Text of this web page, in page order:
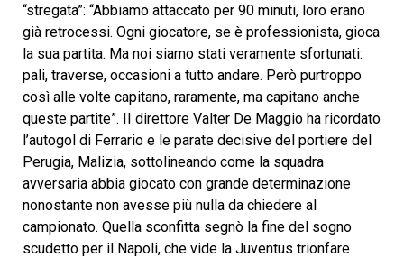
“stregata”: “Abbiamo attaccato per 90 minuti, loro erano
già retrocessi. Ogni giocatore, se è professionista, gioca
la sua partita. Ma noi siamo stati veramente sfortunati:
pali, traverse, occasioni a tutto andare. Però purtroppo
così alle volte capitano, raramente, ma capitano anche
queste partite”. II direttore Valter De Maggio ha ricordato
l’autogol di Ferrario e le parate decisive del portiere del
Perugia, Malizia, sottolineando come la squadra
avversaria abbia giocato con grande determinazione
nonostante non avesse più nulla da chiedere al
campionato. Quella sconfitta segnò la fine del sogno
scudetto per il Napoli, che vide la Juventus trionfare